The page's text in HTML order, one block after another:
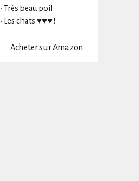
• Très beau poil
• Les chats ♥♥♥ !
Acheter sur Amazon